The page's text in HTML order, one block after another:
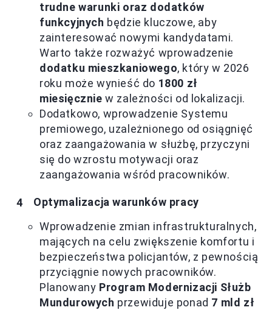
trudne warunki oraz dodatków
funkcyjnych będzie kluczowe, aby
zainteresować nowymi kandydatami.
Warto także rozważyć wprowadzenie
dodatku mieszkaniowego, który w 2026
roku może wynieść do 1800 zł
miesięcznie w zależności od lokalizacji.
Dodatkowo, wprowadzenie Systemu
premiowego, uzależnionego od osiągnięć
oraz zaangażowania w służbę, przyczyni
się do wzrostu motywacji oraz
zaangażowania wśród pracowników.
Optymalizacja warunków pracy
Wprowadzenie zmian infrastrukturalnych,
mających na celu zwiększenie komfortu i
bezpieczeństwa policjantów, z pewnością
przyciągnie nowych pracowników.
Planowany Program Modernizacji Służb
Mundurowych przewiduje ponad 7 mld zł